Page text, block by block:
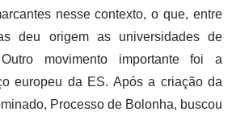
nesse contexto, o que, entre
deu origem as universidades de
movimento importante foi a
europeu da ES. Após a criação da
Processo de Bolonha, buscou